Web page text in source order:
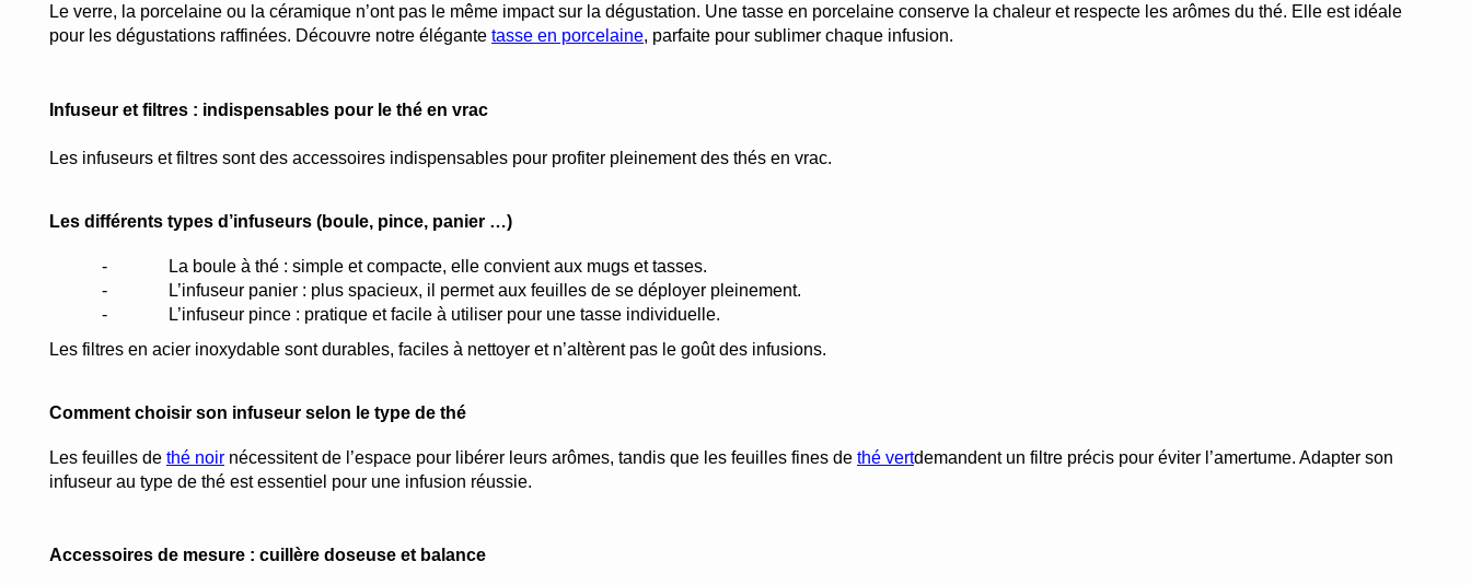
Le verre, la porcelaine ou la céramique n’ont pas le même impact sur la dégustation. Une tasse en porcelaine conserve la chaleur et respecte les arômes du thé. Elle est idéale
pour les dégustations raffinées. Découvre notre élégante tasse en porcelaine, parfaite pour sublimer chaque infusion.
Infuseur et filtres : indispensables pour le thé en vrac
Les infuseurs et filtres sont des accessoires indispensables pour profiter pleinement des thés en vrac.
Les différents types d’infuseurs (boule, pince, panier …)
-
La boule à thé : simple et compacte, elle convient aux mugs et tasses.
-
L’infuseur panier : plus spacieux, il permet aux feuilles de se déployer pleinement.
-
L’infuseur pince : pratique et facile à utiliser pour une tasse individuelle.
Les filtres en acier inoxydable sont durables, faciles à nettoyer et n’altèrent pas le goût des infusions.
Comment choisir son infuseur selon le type de thé
Les feuilles de thé noir nécessitent de l’espace pour libérer leurs arômes, tandis que les feuilles fines de thé vertdemandent un filtre précis pour éviter l’amertume. Adapter son
infuseur au type de thé est essentiel pour une infusion réussie.
Accessoires de mesure : cuillère doseuse et balance